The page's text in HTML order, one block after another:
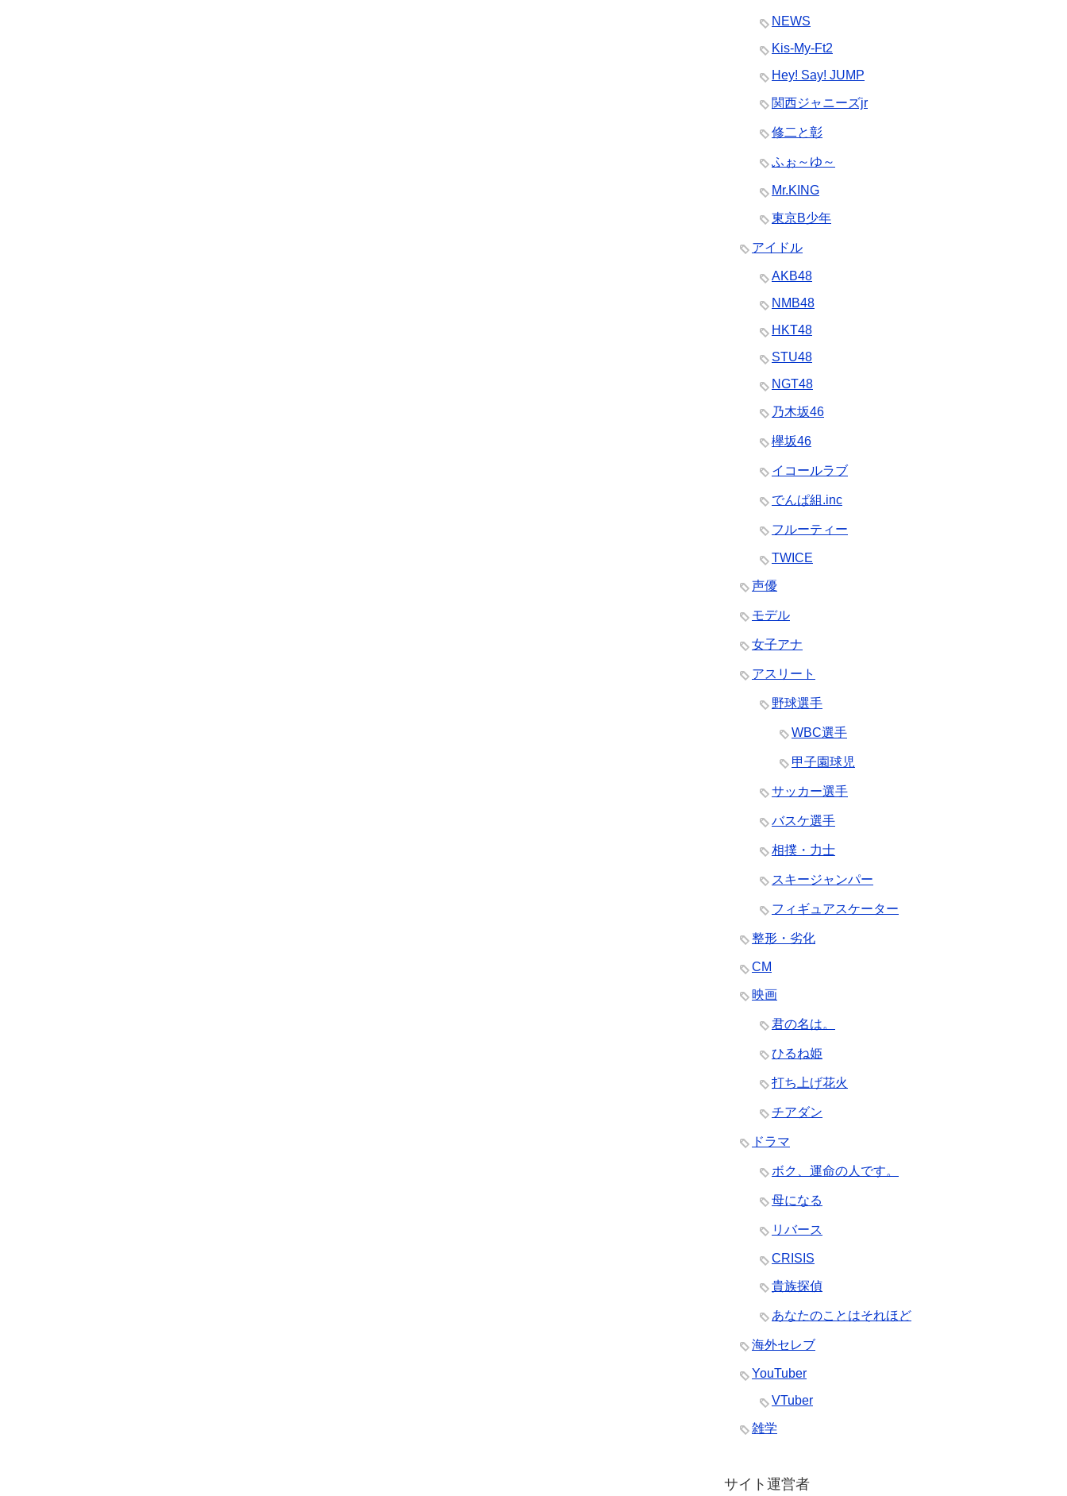
NEWS
Kis-My-Ft2
Hey! Say! JUMP
関西ジャニーズjr
修二と彰
ふぉ～ゆ～
Mr.KING
東京B少年
アイドル
AKB48
NMB48
HKT48
STU48
NGT48
乃木坂46
欅坂46
イコールラブ
でんぱ組.inc
フルーティー
TWICE
声優
モデル
女子アナ
アスリート
野球選手
WBC選手
甲子園球児
サッカー選手
バスケ選手
相撲・力士
スキージャンパー
フィギュアスケーター
整形・劣化
CM
映画
君の名は。
ひるね姫
打ち上げ花火
チアダン
ドラマ
ボク、運命の人です。
母になる
リバース
CRISIS
貴族探偵
あなたのことはそれほど
海外セレブ
YouTuber
VTuber
雑学
サイト運営者